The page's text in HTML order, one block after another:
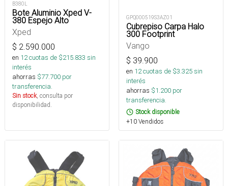
B380L
Bote Aluminio Xped V-
380 Espejo Alto
Xped
$ 2.590.000
en 12cuotas de $215.833 sin
interés
ahorras $77.700 por
transferencia.
Sin stock, consulta por
disponibilidad.
GPQ000519S3AZ01
Cubrepiso Carpa Halo
300 Footprint
Vango
$ 39.900
en 12cuotas de $3.325sin
interés
ahorras $1.200 por
transferencia.
Stock disponible
+10 Vendidos